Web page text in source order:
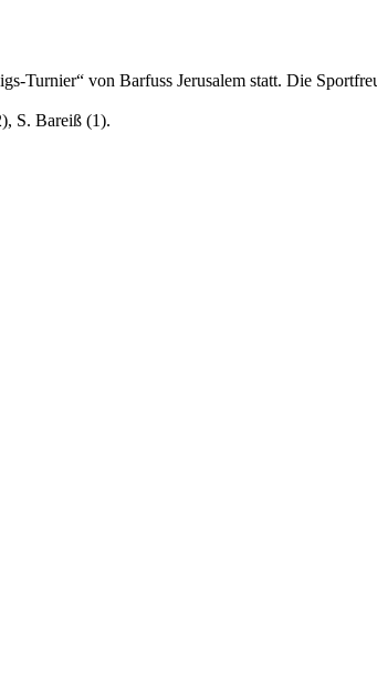
Turnier“ von Barfuss Jerusalem statt. Die
S. Bareiß (1).